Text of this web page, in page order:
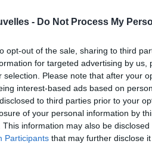
- Do Not Process My
opt-out of the sale, sharing to third
for targeted advertising by
selection. Please note that after your
interest-based ads based on
to third parties prior to your
of your personal information by
This information may also be
Participants that may further disclose